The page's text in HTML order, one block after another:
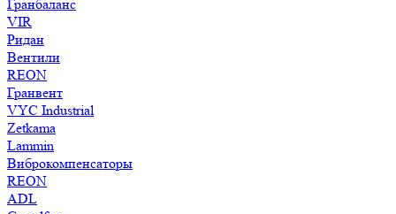
Гранбаланс
VIR
Ридан
Вентили
REON
Гранвент
VYC Industrial
Zetkama
Lammin
Виброкомпенсаторы
REON
ADL